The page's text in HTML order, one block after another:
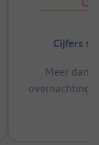
Cijfers
Meer dan